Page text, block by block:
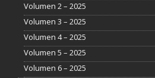
Volumen 2 – 2025
Volumen 3 – 2025
Volumen 4 – 2025
Volumen 5 – 2025
Volumen 6 – 2025